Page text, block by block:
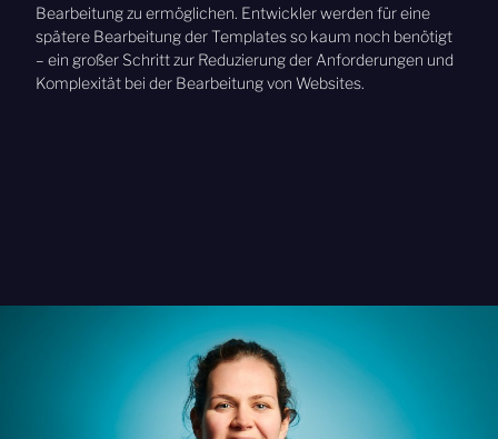
Bearbeitung zu ermöglichen. Entwickler werden für eine
spätere Bearbeitung der Templates so kaum noch benötigt
– ein großer Schritt zur Reduzierung der Anforderungen und
Komplexität bei der Bearbeitung von Websites.